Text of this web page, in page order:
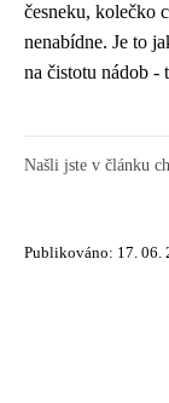
česneku, kolečko
nenabídne. Je to
na čistotu nádob -
Našli jste v článku
Publikováno: 17. 06.